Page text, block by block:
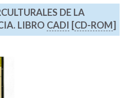
DE LA
LIBRO CADI [CD-ROM]